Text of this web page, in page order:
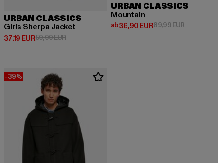
URBAN CLASSICS
Girls Sherpa Jacket
37,19 EUR
Derzeitiger Preis: 37,19 EUR
59,99 EURAktionspreis: 59,99 EUR
URBAN CLASSICS
Mountain
ab36,90 EUR
Derzeitiger Preis: ab 36,90 EUR
89,99 EUR
-39%